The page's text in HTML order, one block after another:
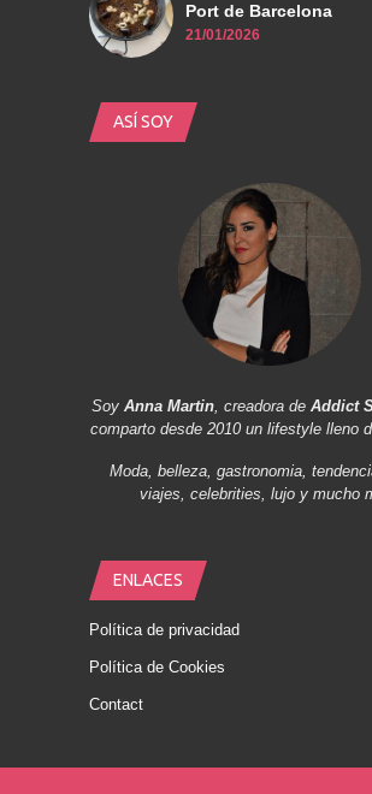
Port de Barcelona
21/01/2026
ASÍ SOY
Soy Anna Martin, creadora de Addict
comparto desde 2010 un lifestyle lleno
Moda, belleza, gastronomia,
viajes, celebrities, lujo y mucho
ENLACES
Política de privacidad
Política de Cookies
Contact